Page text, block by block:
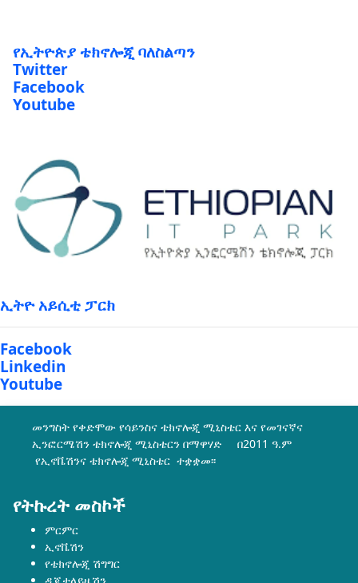
የኢትዮጵያ ቴክኖሎጂ ባለስልጣን
Twitter
Facebook
Youtube
ኢትዮ አይሲቲ ፓርክ
Facebook
Linkedin
Youtube
መንግስት የቀድሞው የሳይንስና ቴክኖሎጂ ሚኒስቴር እና የመገናኛና
ኢንፎርሜሽን ቴክኖሎጂ ሚኒስቴርን በማዋሃድ በ2011 ዓ.ም
የኢኖቬሽንና ቴክኖሎጂ ሚኒስቴር ተቋቋመ፡፡
የትኩረት መስኮች
ምርምር
ኢኖቬሽን
የቴክኖሎጂ ሽግግር